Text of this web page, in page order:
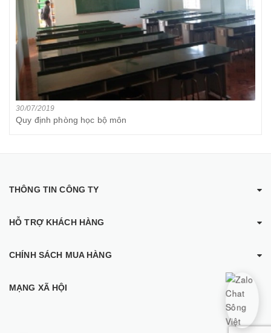
30/07/2019
Quy định phòng học bộ môn
THÔNG TIN CÔNG TY
HỖ TRỢ KHÁCH HÀNG
CHÍNH SÁCH MUA HÀNG
MẠNG XÃ HỘI